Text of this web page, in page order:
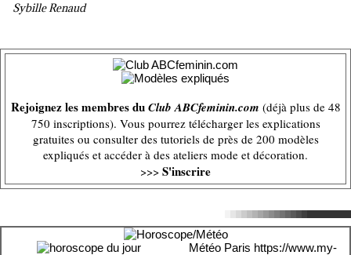
Sybille Renaud
Rejoignez les membres duClub ABCfeminin.com (déjà plus de 48
750 inscriptions). Vous pourrez télécharger les explications
gratuites ou consulter des tutoriels de près de 200 modèles
expliqués et accéder à des ateliers mode et décoration.
>>> S'inscrire
Météo Paris https://www.my-